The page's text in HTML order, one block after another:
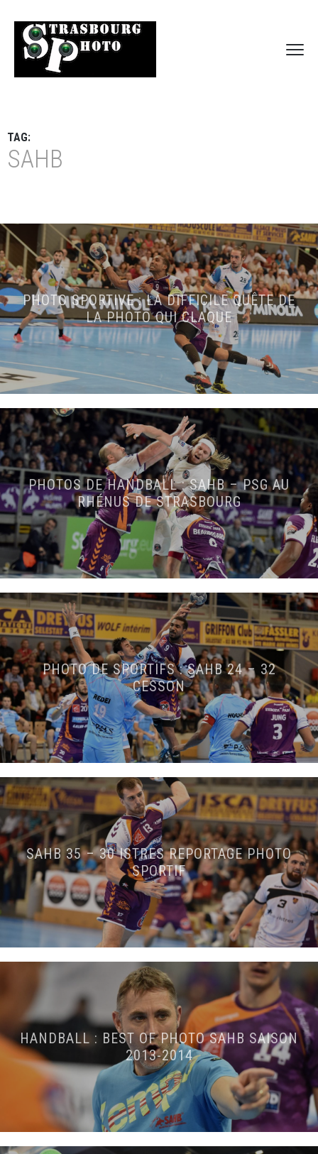
TAG:
SAHB
PHOTO SPORTIVE : LA DIFFICILE QUÊTE DE
LA PHOTO QUI CLAQUE
PHOTOS DE HANDBALL : SAHB – PSG AU
RHÉNUS DE STRASBOURG
PHOTO DE SPORTIFS : SAHB 24 – 32
CESSON
SAHB 35 – 30 ISTRES REPORTAGE PHOTO
SPORTIF
HANDBALL : BEST OF PHOTO SAHB SAISON
2013-2014